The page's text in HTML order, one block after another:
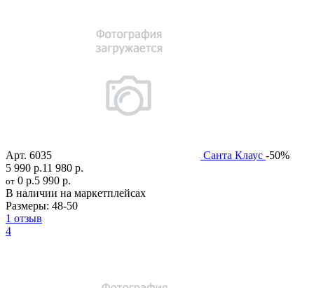
Арт. 6035 Санта Клаус -50%
5 990 р.11 980 р.
от 0 р.5 990 р.
В наличии на маркетплейсах
Размеры: 48-50
1 отзыв
4